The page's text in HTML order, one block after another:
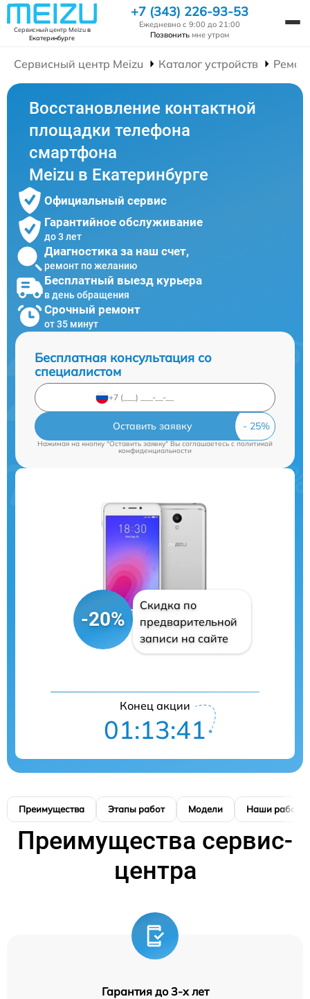
Сервисный центр Meizuв
Екатеринбурге
+7 (343) 226-93-53
Ежедневно с 9:00 до 21:00
Позвонить мне утром
Сервисный центр Meizu Каталог устройств
Восстановление контактной
площадки телефона
смартфона
Meizu в Екатеринбурге
Официальный сервис
Гарантийное обслуживание
до 3 лет
Диагностика за наш счет,
ремонт по желанию
Бесплатный выезд курьера
в день обращения
Срочный ремонт
от 35 минут
Бесплатная консультация со
специалистом
Оставить заявку
Нажимая на кнопку "Оставить заявку" Вы соглашаетесь cполитикой
конфиденциальности
-20%
Скидка по
предварительной
записи на сайте
Конец акции
01:13:41
Преимущества Этапы работ Модели Наши работы
Преимущества сервис-
центра
Гарантия до 3-х лет